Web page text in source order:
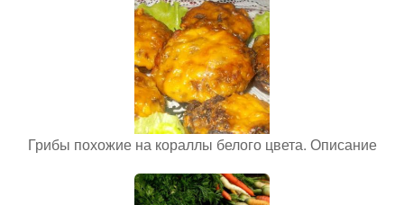
Грибы похожие на кораллы белого цвета. Описание